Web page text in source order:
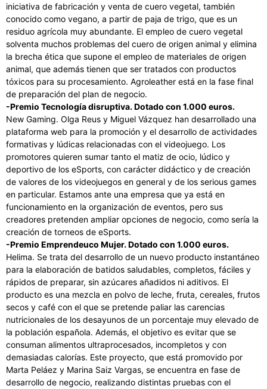
iniciativa de fabricación y venta de cuero vegetal, también
conocido como vegano, a partir de paja de trigo, que es un
residuo agrícola muy abundante. El empleo de cuero vegetal
solventa muchos problemas del cuero de origen animal y elimina
la brecha ética que supone el empleo de materiales de origen
animal, que además tienen que ser tratados con productos
tóxicos para su procesamiento. Agroleather está en la fase final
de preparación del plan de negocio.
-Premio Tecnología disruptiva. Dotado con 1.000 euros.
New Gaming. Olga Reus y Miguel Vázquez han desarrollado una
plataforma web para la promoción y el desarrollo de actividades
formativas y lúdicas relacionadas con el videojuego. Los
promotores quieren sumar tanto el matiz de ocio, lúdico y
deportivo de los eSports, con carácter didáctico y de creación
de valores de los videojuegos en general y de los serious games
en particular. Estamos ante una empresa que ya está en
funcionamiento en la organización de eventos, pero sus
creadores pretenden ampliar opciones de negocio, como sería la
creación de torneos de eSports.
-Premio Emprendeuco Mujer. Dotado con 1.000 euros.
Helima. Se trata del desarrollo de un nuevo producto instantáneo
para la elaboración de batidos saludables, completos, fáciles y
rápidos de preparar, sin azúcares añadidos ni aditivos. El
producto es una mezcla en polvo de leche, fruta, cereales, frutos
secos y café con el que se pretende paliar las carencias
nutricionales de los desayunos de un porcentaje muy elevado de
la población española. Además, el objetivo es evitar que se
consuman alimentos ultraprocesados, incompletos y con
demasiadas calorías. Este proyecto, que está promovido por
Marta Peláez y Marina Saiz Vargas, se encuentra en fase de
desarrollo de negocio, realizando distintas pruebas con el